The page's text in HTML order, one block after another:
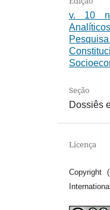
v. 10
Seção
Dossiês
Licença
Copyright